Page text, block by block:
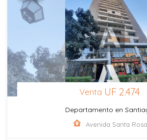
Venta UF 2.474
Departamento en
Avenida Santa Rosa